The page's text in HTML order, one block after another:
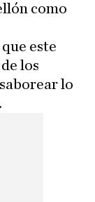
como
este
los
lo